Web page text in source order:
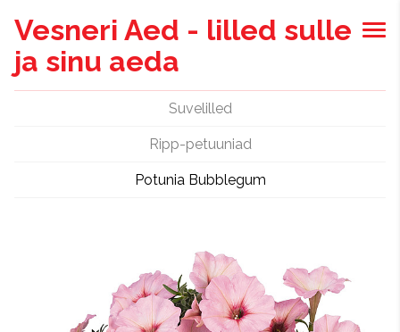
Vesneri Aed - lilled sulle
ja sinu aeda
Suvelilled
Ripp-petuuniad
Potunia Bubblegum